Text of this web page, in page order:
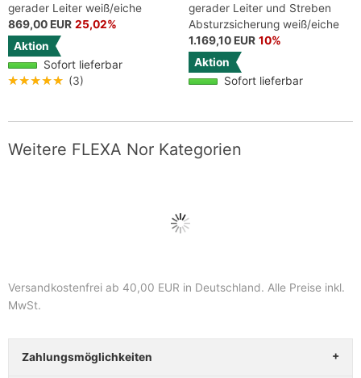
gerader Leiter weiß/eiche
869,00 EUR 25,02%
Aktion
Sofort lieferbar
★★★★★ (3)
gerader Leiter und Streben
Absturzsicherung weiß/eiche
1.169,10 EUR 10%
Aktion
Sofort lieferbar
Weitere FLEXA Nor Kategorien
Versandkostenfrei ab 40,00 EUR in Deutschland. Alle Preise inkl.
MwSt.
Zahlungsmöglichkeiten